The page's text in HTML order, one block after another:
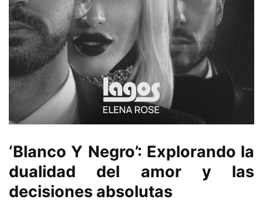
‘Blanco Y Negro’: Explorando la
dualidad del amor y las
decisiones absolutas